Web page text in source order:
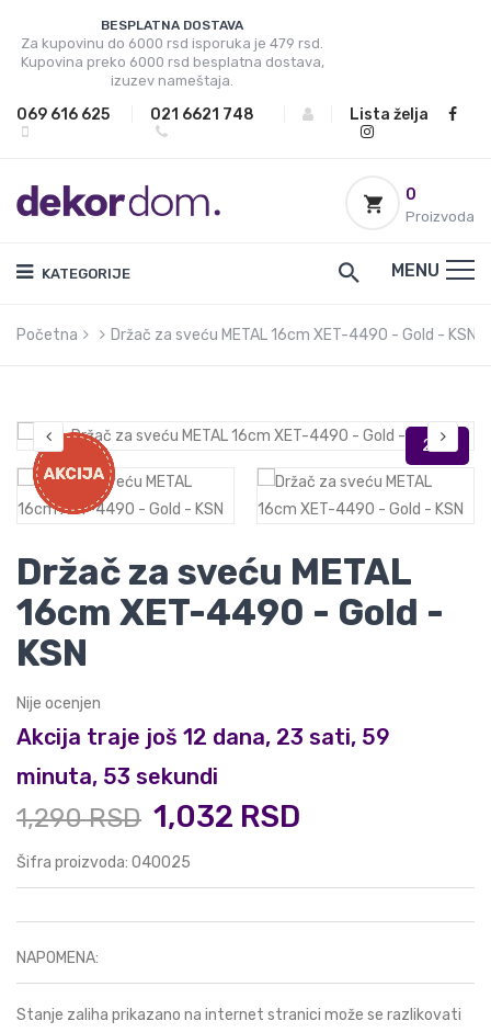
BESPLATNA DOSTAVA
Za kupovinu do 6000 rsd isporuka je 479 rsd.
Kupovina preko 6000 rsd besplatna dostava,
izuzev nameštaja.
069 616 625 021 6621 748 Lista želja
0
Proizvoda
KATEGORIJE MENU
Početna Držač za sveću METAL 16cm XET-4490 - Gold - KSN
Držač za sveću METAL
16cm XET-4490 - Gold -
KSN
Nije ocenjen
Akcija traje još 12 dana, 23 sati, 59
minuta, 53 sekundi
1,290 RSD 1,032 RSD
Šifra proizvoda: 040025
NAPOMENA:
Stanje zaliha prikazano na internet stranici može se razlikovati